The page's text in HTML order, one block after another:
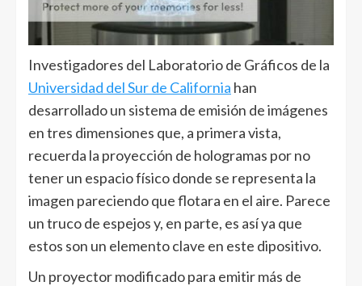
Investigadores del Laboratorio de Gráficos de la
Universidad del Sur de California han
desarrollado un sistema de emisión de imágenes
en tres dimensiones que, a primera vista,
recuerda la proyección de hologramas por no
tener un espacio físico donde se representa la
imagen pareciendo que flotara en el aire. Parece
un truco de espejos y, en parte, es así ya que
estos son un elemento clave en este dipositivo.
Un proyector modificado para emitir más de